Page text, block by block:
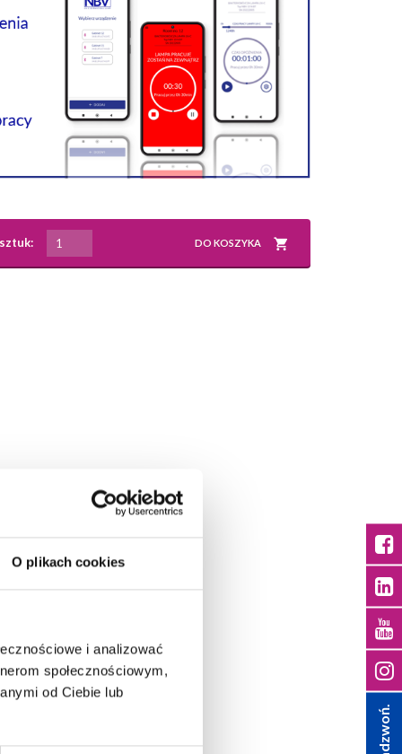
O plikach cookies
i analizować
społecznościowym,
od Ciebie lub
DO KOSZYKA